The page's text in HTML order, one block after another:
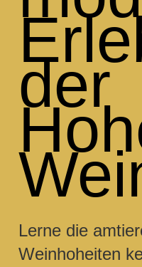
der
Lerne die
Weinhoheiten